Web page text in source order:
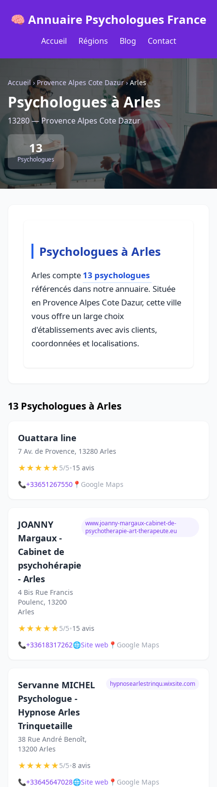
🧠 Annuaire Psychologues France
Accueil Régions Blog Contact
Accueil› Provence Alpes Cote Dazur›Arles
Psychologues à Arles
13280 — Provence Alpes Cote Dazur
13
Psychologues
Psychologues à Arles
Arles compte 13 psychologues
référencés dans notre annuaire. Située
en Provence Alpes Cote Dazur, cette ville
vous offre un large choix
d'établissements avec avis clients,
coordonnées et localisations.
13 Psychologues à Arles
Ouattara line
7 Av. de Provence, 13280 Arles
★★★★★5/5•15 avis
📞+33651267550 📍 Google Maps
JOANNY
Margaux -
Cabinet de
psychohérapie
- Arles
4 Bis Rue Francis
Poulenc, 13200
Arles
www.joanny-margaux-cabinet-de-
psychotherapie-art-therapeute.eu
★★★★★5/5•15 avis
📞+33618317262🌐Site web 📍 Google Maps
Servanne MICHEL
Psychologue -
Hypnose Arles
Trinquetaille
38 Rue André Benoît,
13200 Arles
hypnosearlestrinqu.wixsite.com
★★★★★5/5•8 avis
📞+33645647028🌐Site web 📍 Google Maps